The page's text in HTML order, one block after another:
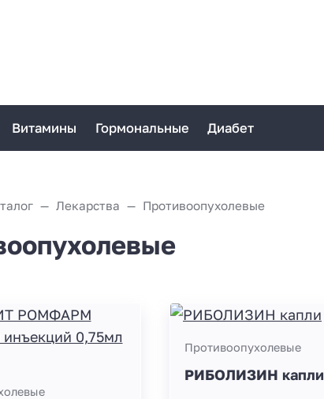
Витамины Гормональные Диабет
Лекарства Противоопухолевые
Противоопухолевые
РИБОЛИЗИН капли